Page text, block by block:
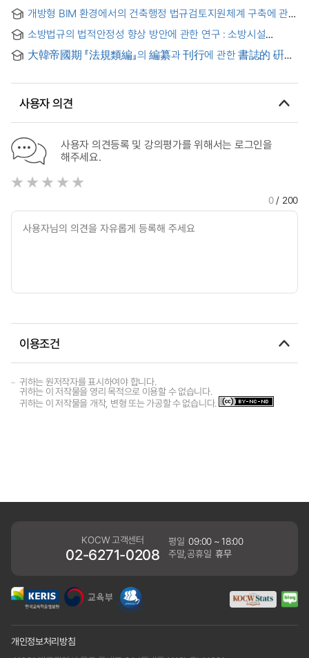
Service Laws for the Standard Fire Protection Systems
Installation
개방형 BIM 환경에서의 건축행정 법규검토지원체계 구축에 관한
Development of Architectural Administration for Code
Checking Support System in Open BIM Environments
소방법규의 법적안정성 향상 방안에 관한 연구 : 소방시설
소급설치 입법을 중심으로 = The Study on The Improvement
of The Legal Stability of The Fire Laws
大韓帝國期 『法規類編』의 編纂과 刊行에 관한 書誌的 硏究
사용자 의견
사용자 의견등록 및 강의평가를 위해서는 로그인을
해주세요.
0/ 200
이용조건
귀하는 원저작자를 표시하여야 합니다.
귀하는 이 저작물을 영리 목적으로 이용할 수 없습니다.
귀하는 이 저작물을 개작, 변형 또는 가공할 수 없습니다.
KOCW 고객센터
02-6271-0208
평일 09:00 ~ 18:00
주말,공휴일 휴무
개인정보처리방침